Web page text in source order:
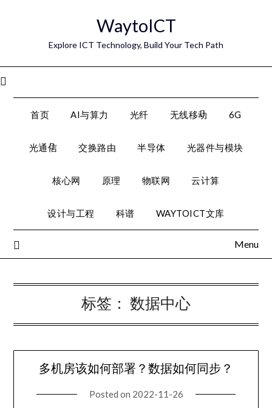
WaytoICT
Explore ICT Technology, Build Your Tech Path
首页 AI与算力 光纤 无线移动 6G
光通信 交换路由 半导体 光器件与模块
核心网 原理 物联网 云计算
设计与工程 科谱 WAYTOICT文库
Menu
标签： 数据中心
多机房该如何部署？数据如何同步？
Posted on 2022-11-26